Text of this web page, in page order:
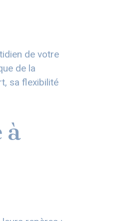
de votre
de la
sa flexibilité
à